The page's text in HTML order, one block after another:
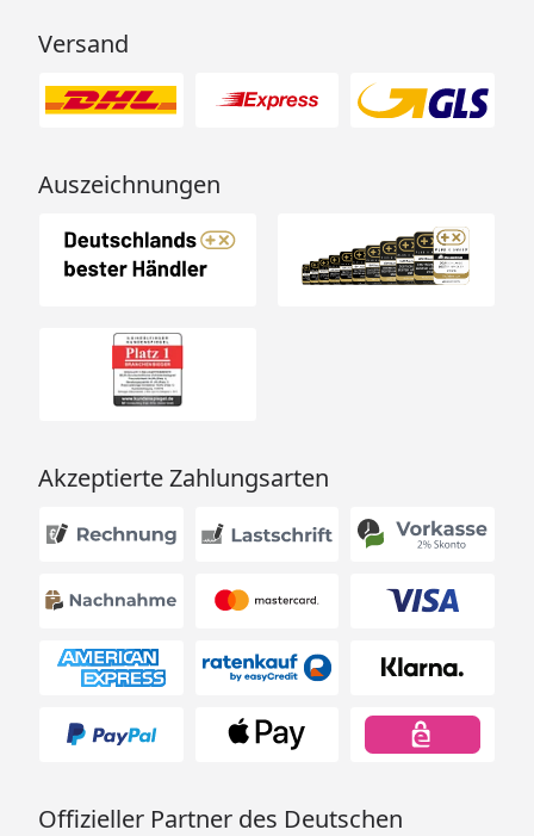
Versand
Auszeichnungen
Akzeptierte Zahlungsarten
Offizieller Partner des Deutschen